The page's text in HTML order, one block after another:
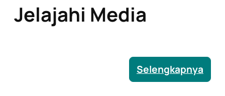
Jelajahi Media
Selengkapnya